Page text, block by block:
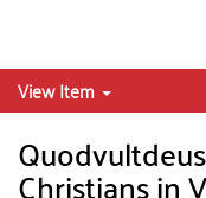
View Item
Christians in